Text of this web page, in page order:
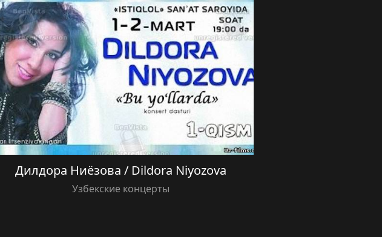
Дилдора Ниёзова / Dildora Niyozova
Узбекские концерты